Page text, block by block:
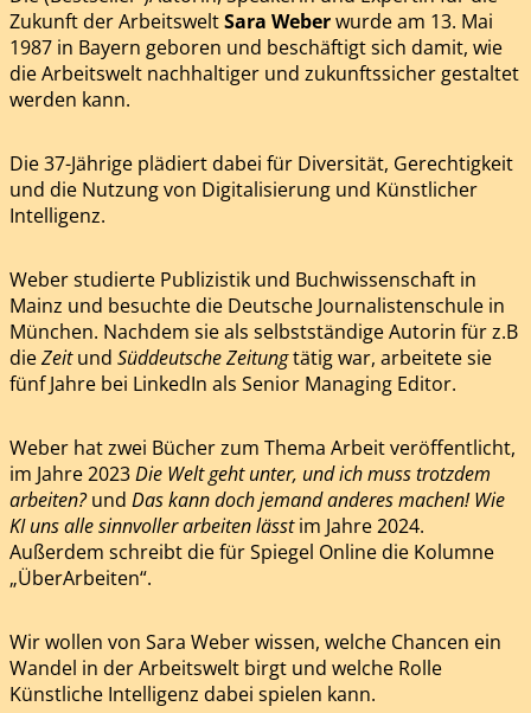
Zukunft der ArbeitsweltSara Weberwurde am 13. Mai
1987 in Bayern geboren und beschäftigt sich damit, wie
die Arbeitswelt nachhaltiger und zukunftssicher gestaltet
werden kann.
Die 37-Jährige plädiert dabei für Diversität, Gerechtigkeit
und die Nutzung von Digitalisierung und Künstlicher
Intelligenz.
Weber studierte Publizistik und Buchwissenschaft in
Mainz und besuchte die Deutsche Journalistenschule in
München. Nachdem sie als selbstständige Autorin für z.B
dieZeitund Süddeutsche Zeitungtätig war, arbeitete sie
fünf Jahre bei LinkedIn als Senior Managing Editor.
Weber hat zwei Bücher zum Thema Arbeit veröffentlicht,
im Jahre 2023Die Welt geht unter, und ich muss trotzdem
arbeiten?und Das kann doch jemand anderes machen! Wie
KI uns alle sinnvoller arbeiten lässtim Jahre 2024.
Außerdem schreibt die für Spiegel Online die Kolumne
„ÜberArbeiten“.
Wir wollen von Sara Weber wissen, welche Chancen ein
Wandel in der Arbeitswelt birgt und welche Rolle
Künstliche Intelligenz dabei spielen kann.